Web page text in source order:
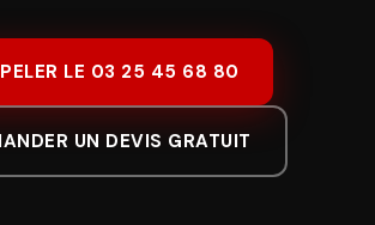
LE 03 25 45 68 80
UN DEVIS GRATUIT